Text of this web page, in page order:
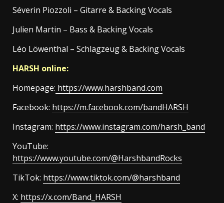
Séverin Piozzoli – Gitarre & Backing Vocals
Julien Martin – Bass & Backing Vocals
Léo Löwenthal – Schlagzeug & Backing Vocals
HARSH online:
Homepage: https://www.harshband.com
Facebook: https://m.facebook.com/bandHARSH
Instagram: https://www.instagram.com/harsh_band
YouTube:
https://www.youtube.com/@HarshbandRocks
TikTok: https://www.tiktok.com/@harshband
X: https://x.com/Band_HARSH